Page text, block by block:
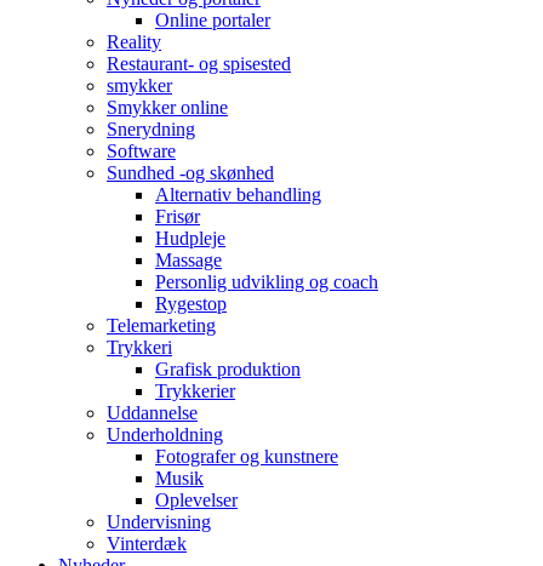
Online portaler
Reality
Restaurant- og spisested
smykker
Smykker online
Snerydning
Software
Sundhed -og skønhed
Alternativ behandling
Frisør
Hudpleje
Massage
Personlig udvikling og coach
Rygestop
Telemarketing
Trykkeri
Grafisk produktion
Trykkerier
Uddannelse
Underholdning
Fotografer og kunstnere
Musik
Oplevelser
Undervisning
Vinterdæk